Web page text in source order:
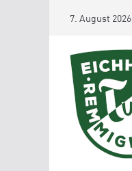
springen
7. August 2026